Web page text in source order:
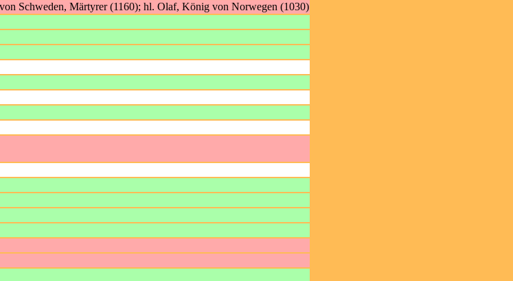
Schweden, Märtyrer (1160); hl. Olaf, König von Norwegen (1030)